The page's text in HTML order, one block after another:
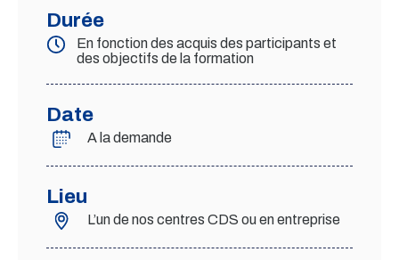
Durée
En fonction des acquis des participants et
des objectifs de la formation
Date
A la demande
Lieu
L’un de nos centres CDS ou en entreprise